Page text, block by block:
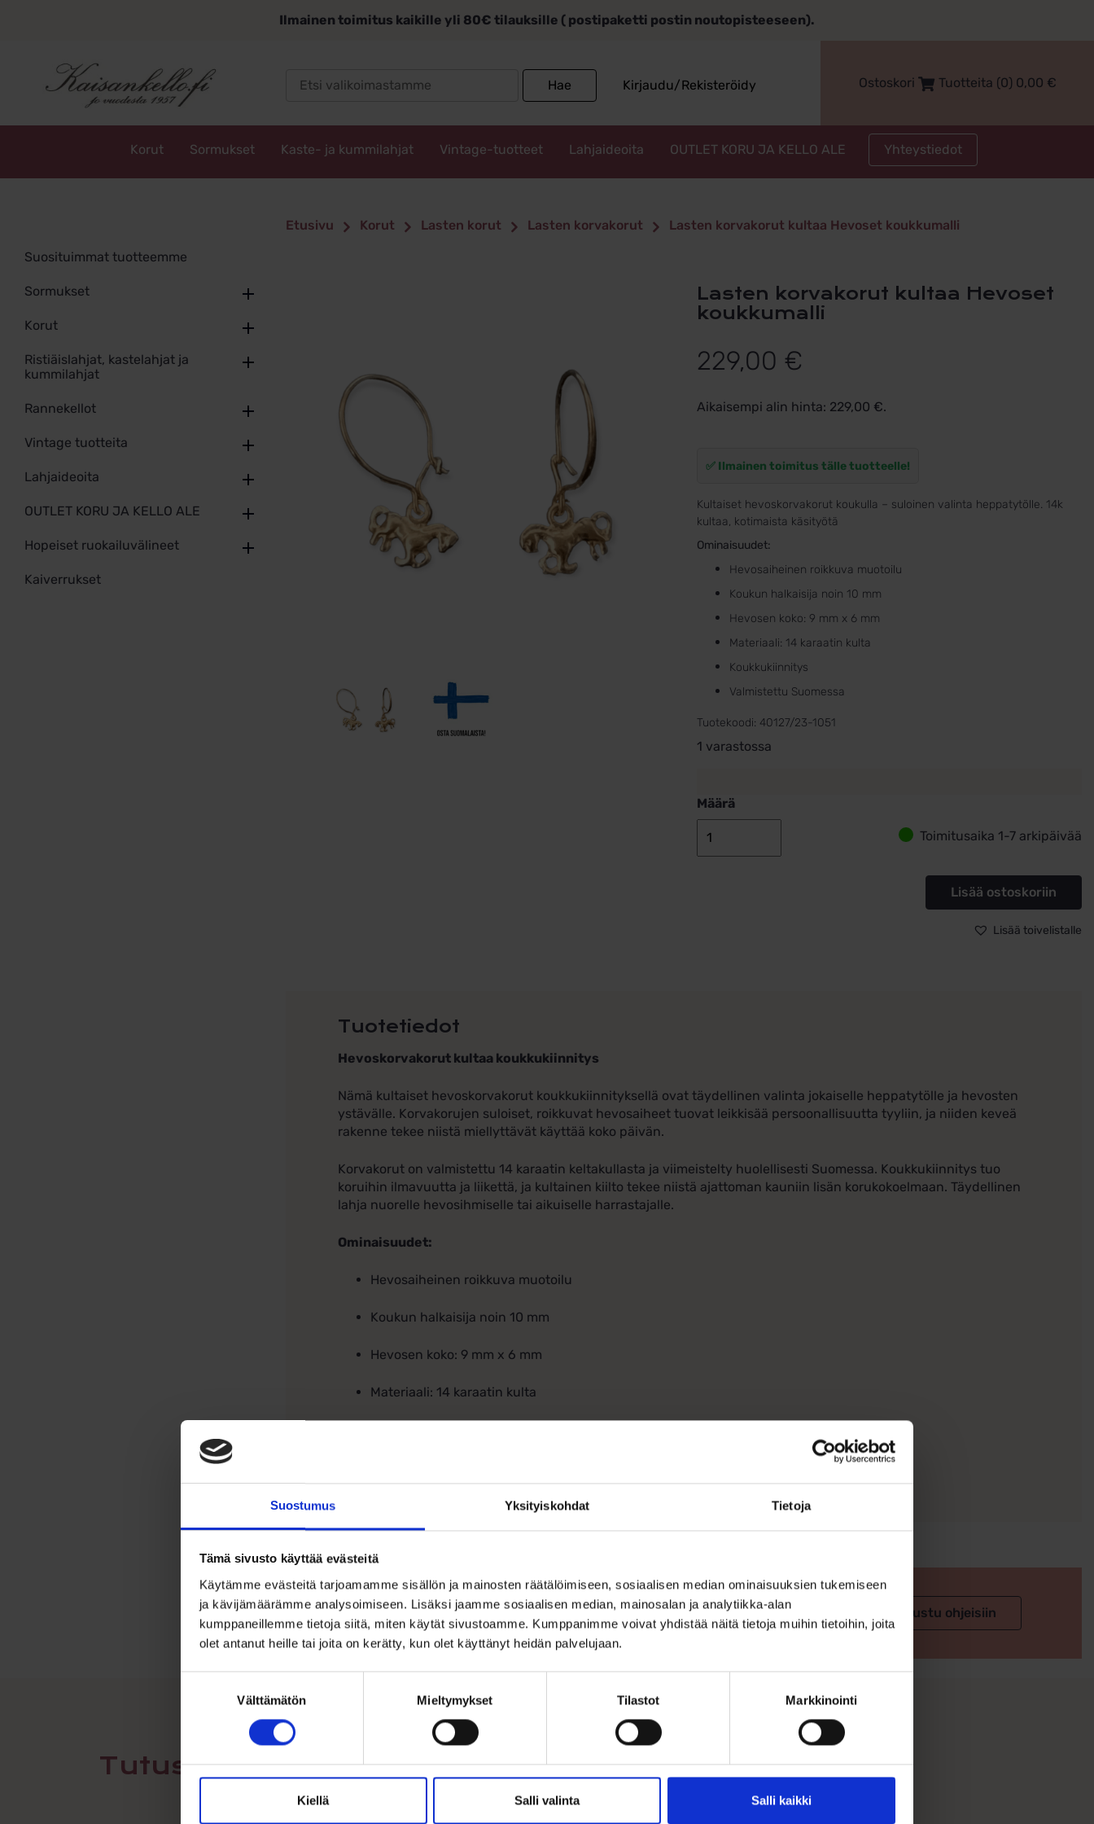
Suostumus Yksityiskohdat Tietoja
Tämä sivusto käyttää evästeitä
Käytämme evästeitä tarjoamamme sisällön ja mainosten räätälöimiseen, sosiaalisen median ominaisuuksien tukemiseen
ja kävijämäärämme analysoimiseen. Lisäksi jaamme sosiaalisen median, mainosalan ja analytiikka-alan
kumppaneillemme tietoja siitä, miten käytät sivustoamme. Kumppanimme voivat yhdistää näitä tietoja muihin tietoihin, joita
olet antanut heille tai joita on kerätty, kun olet käyttänyt heidän palvelujaan.
Välttämätön Mieltymykset Tilastot Markkinointi
Kiellä Salli valinta Salli kaikki
Ilmainen toimitus kaikille yli 80€ tilauksille ( postipaketti postin noutopisteeseen).
Hae Kirjaudu/Rekisteröidy Ostoskori Tuotteita (0) 0,00 €
Korut Sormukset Kaste- ja kummilahjat Vintage-tuotteet Lahjaideoita OUTLET KORU JA KELLO ALE Yhteystiedot
Suosituimmat tuotteemme
Sormukset
Korut
Ristiäislahjat, kastelahjat ja
kummilahjat
Rannekellot
Vintage tuotteita
Lahjaideoita
OUTLET KORU JA KELLO ALE
Hopeiset ruokailuvälineet
Kaiverrukset
Etusivu Korut Lasten korut Lasten korvakorut Lasten korvakorut kultaa Hevoset koukkumalli
Lasten korvakorut kultaa Hevoset
koukkumalli
229,00 €
Aikaisempi alin hinta: 229,00 €.
✅ Ilmainen toimitus tälle tuotteelle!
Kultaiset hevoskorvakorut koukulla – suloinen valinta heppatytölle. 14k
kultaa, kotimaista käsityötä
Ominaisuudet:
Hevosaiheinen roikkuva muotoilu
Koukun halkaisija noin 10 mm
Hevosen koko: 9 mm x 6 mm
Materiaali: 14 karaatin kulta
Koukkukiinnitys
Valmistettu Suomessa
Tuotekoodi: 40127/23-1051
1 varastossa
Määrä
Toimitusaika 1-7 arkipäivää
Lisää ostoskoriin
Lisää toivelistalle
Tuotetiedot
Hevoskorvakorut kultaa koukkukiinnitys
Nämä kultaiset hevoskorvakorut koukkukiinnityksellä ovat täydellinen valinta jokaiselle heppatytölle ja hevosten
ystävälle. Korvakorujen suloiset, roikkuvat hevosaiheet tuovat leikkisää persoonallisuutta tyyliin, ja niiden keveä
rakenne tekee niistä miellyttävät käyttää koko päivän.
Korvakorut on valmistettu 14 karaatin kelta­kullasta ja viimeistelty huolellisesti Suomessa. Koukkukiinnitys tuo
koruihin ilmavuutta ja liikettä, ja kultainen kiilto tekee niistä ajattoman kauniin lisän korukokoelmaan. Täydellinen
lahja nuorelle hevosihmiselle tai aikuiselle harrastajalle.
Ominaisuudet:
Hevosaiheinen roikkuva muotoilu
Koukun halkaisija noin 10 mm
Hevosen koko: 9 mm x 6 mm
Materiaali: 14 karaatin kulta
Ohjeita sormuksen tai korun koon valintaan Tutustu ohjeisiin
Tutustu myös